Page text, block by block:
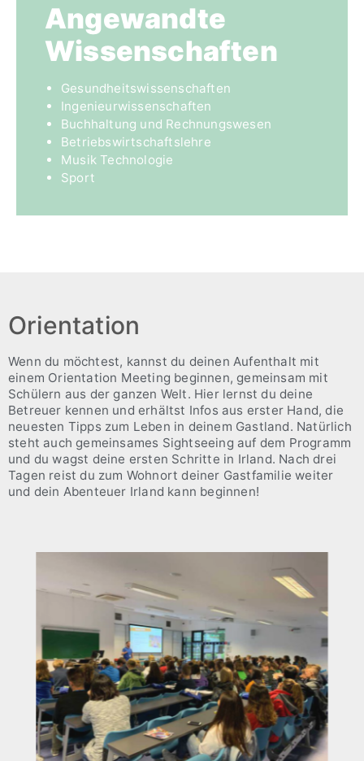
Angewandte
Wissen­schaften
Gesundheitswissenschaften
Ingenieurwissenschaften
Buchhaltung und Rechnungswesen
Betriebswirtschaftslehre
Musik Technologie
Sport
Orientation
Wenn du möchtest, kannst du deinen Aufenthalt mit
einem Orientation Meeting beginnen, gemeinsam mit
Schülern aus der ganzen Welt. Hier lernst du deine
Betreuer kennen und erhältst Infos aus erster Hand, die
neuesten Tipps zum Leben in deinem Gastland. Natürlich
steht auch gemeinsames Sightseeing auf dem Programm
und du wagst deine ersten Schritte in Irland. Nach drei
Tagen reist du zum Wohnort deiner Gastfamilie weiter
und dein Abenteuer Irland kann beginnen!